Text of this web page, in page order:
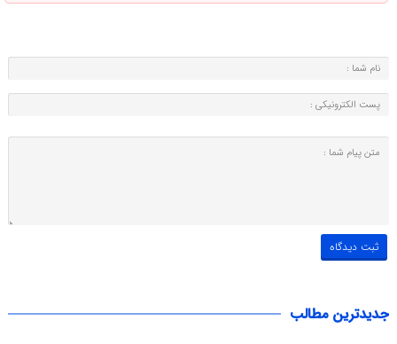
جدیدترین مطالب